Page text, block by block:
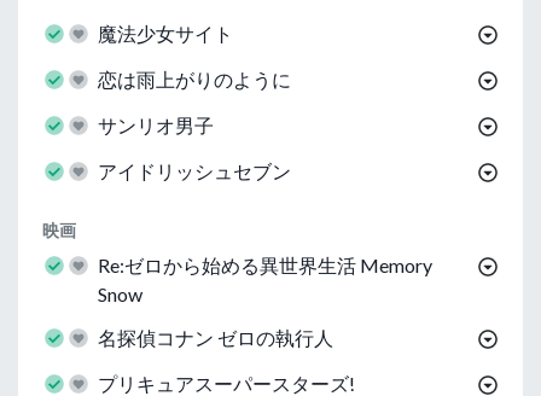
魔法少女サイト
恋は雨上がりのように
サンリオ男子
アイドリッシュセブン
映画
Re:ゼロから始める異世界生活 Memory
Snow
名探偵コナン ゼロの執行人
プリキュアスーパースターズ!